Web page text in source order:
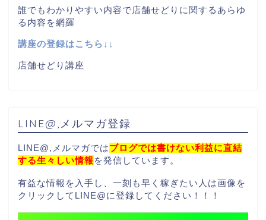
誰でもわかりやすい内容で店舗せどりに関するあらゆ
る内容を網羅
講座の登録はこちら↓↓
店舗せどり講座
LINE@,メルマガ登録
LINE@,メルマガではブログでは書けない利益に直結
する生々しい情報 を発信しています。
有益な情報を入手し、一刻も早く稼ぎたい人は画像を
クリックしてLINE@に登録してください！！！